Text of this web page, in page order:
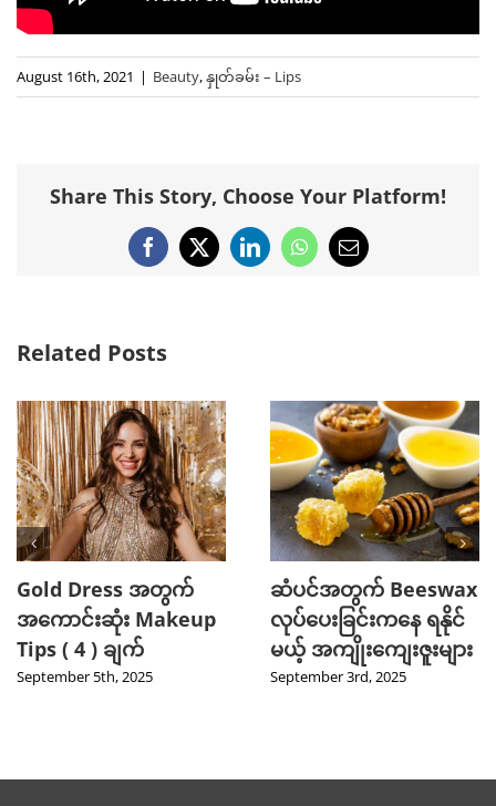
August 16th, 2021 | Beauty,နှုတ်ခမ်း – Lips
Share This Story, Choose Your Platform!
Facebook
X LinkedInWhatsApp
Email
Related Posts
Gold Dress အတွက်
အကောင်းဆုံး Makeup
Tips ( 4 ) ချက်
September 5th, 2025
ဆံပင်အတွက် Beeswax
လုပ်ပေးခြင်းကနေ ရနိုင်
မယ့် အကျိုးကျေးဇူးများ
September 3rd, 2025